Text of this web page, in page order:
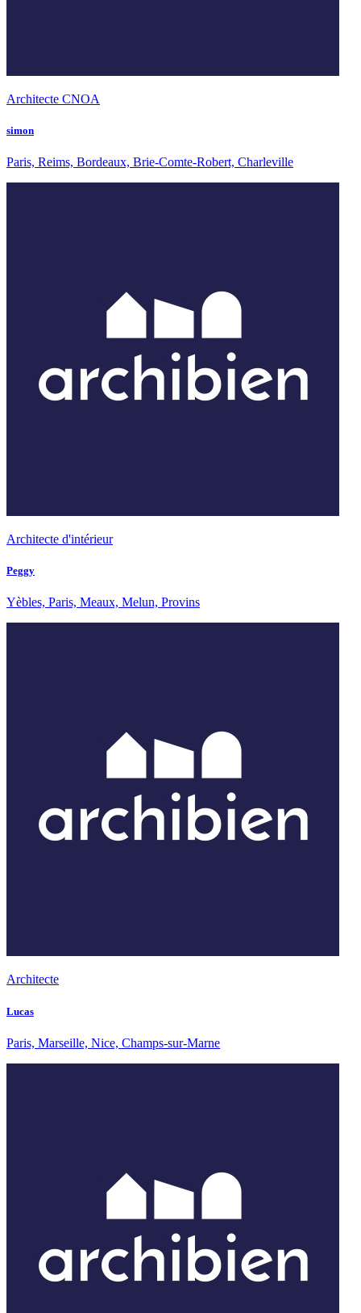
Architecte CNOA
simon
Paris, Reims, Bordeaux, Brie-Comte-Robert, Charleville
Architecte d'intérieur
Peggy
Yèbles, Paris, Meaux, Melun, Provins
Architecte
Lucas
Paris, Marseille, Nice, Champs-sur-Marne